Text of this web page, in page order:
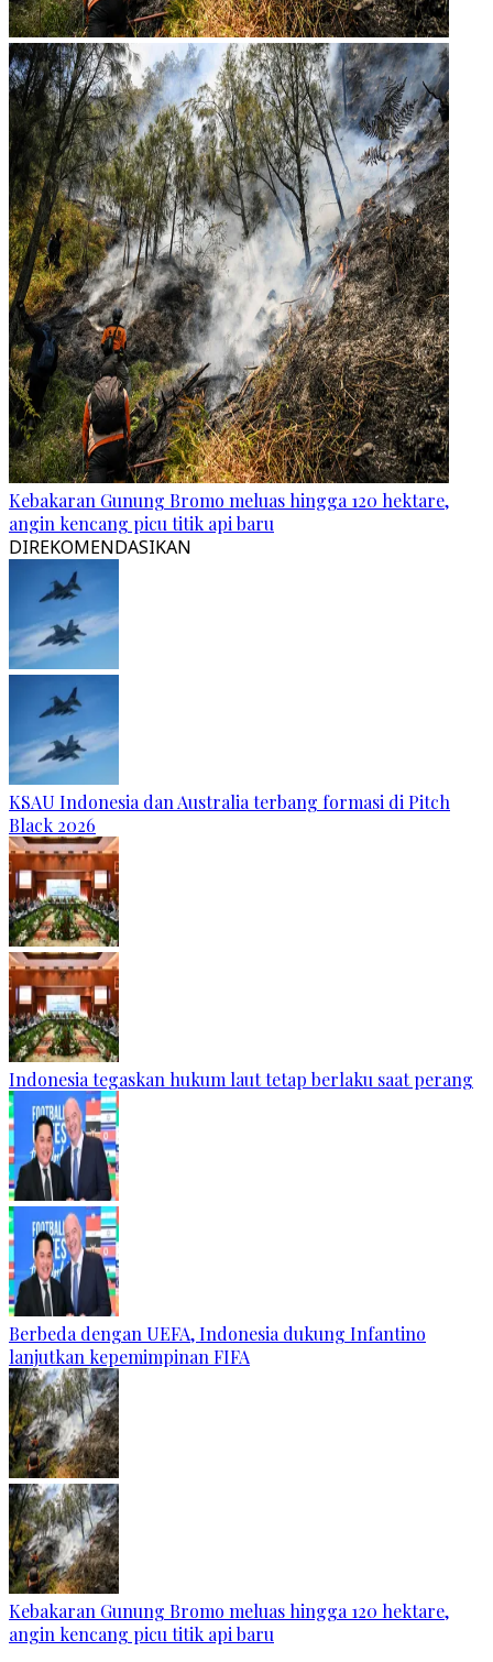
Kebakaran Gunung Bromo meluas hingga 120 hektare,
angin kencang picu titik api baru
DIREKOMENDASIKAN
KSAU Indonesia dan Australia terbang formasi di Pitch
Black 2026
Indonesia tegaskan hukum laut tetap berlaku saat perang
Berbeda dengan UEFA, Indonesia dukung Infantino
lanjutkan kepemimpinan FIFA
Kebakaran Gunung Bromo meluas hingga 120 hektare,
angin kencang picu titik api baru